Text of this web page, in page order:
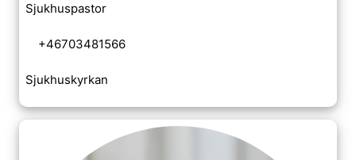
Sjukhuspastor
+46703481566
Sjukhuskyrkan